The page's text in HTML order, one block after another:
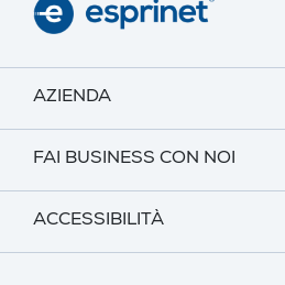
AZIENDA
FAI BUSINESS CON NOI
ACCESSIBILITÀ